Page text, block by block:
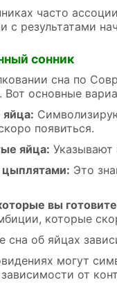
часто
с результатами
сонник
сна по
Вот основные
появиться.
яйца: Указывают
цыплятами: Это
вы
которые
сна об яйцах
могут
от